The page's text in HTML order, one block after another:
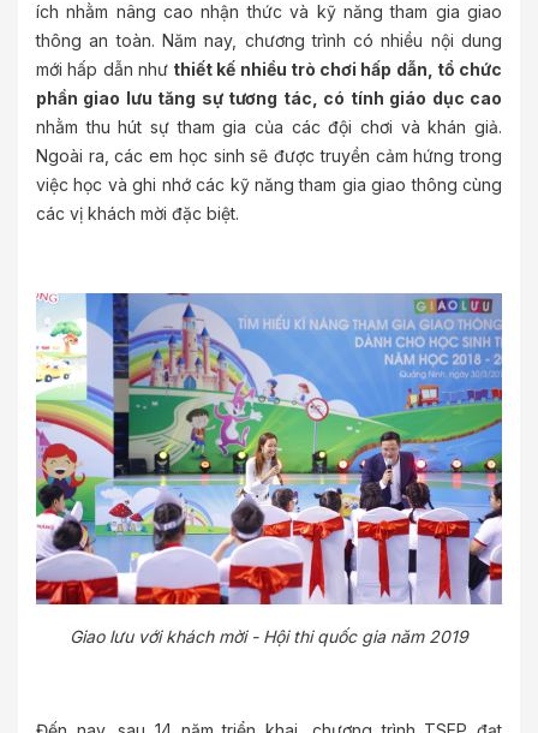
ích nhằm nâng cao nhận thức và kỹ năng tham gia giao
thông an toàn. Năm nay, chương trình có nhiều nội dung
mới hấp dẫn như thiết kế nhiều trò chơi hấp dẫn, tổ chức
phần giao lưu tăng sự tương tác, có tính giáo dục cao
nhằm thu hút sự tham gia của các đội chơi và khán giả.
Ngoài ra, các em học sinh sẽ được truyền cảm hứng trong
việc học và ghi nhớ các kỹ năng tham gia giao thông cùng
các vị khách mời đặc biệt.
Giao lưu với khách mời - Hội thi quốc gia năm 2019